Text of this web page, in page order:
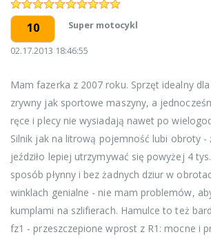
10 Super motocykl
02.17.2013 18:46:55
Mam fazerka z 2007 roku. Sprzęt idealny
zrywny jak sportowe maszyny, a
ręce i plecy nie wysiadają nawet po
Silnik jak na litrową pojemność lubi obroty -
jeździło lepiej utrzymywać się powyżej 4
sposób płynny i bez żadnych dziur w
winklach genialne - nie mam problemów,
kumplami na szlifierach. Hamulce to też
fz1 - przeszczepione wprost z R1: mocne i